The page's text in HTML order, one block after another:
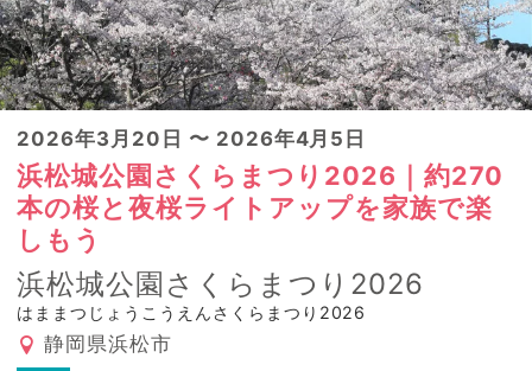
2026年3月20日 〜 2026年4月5日
浜松城公園さくらまつり2026｜約270
本の桜と夜桜ライトアップを家族で楽
しもう
浜松城公園さくらまつり2026
はままつじょうこうえんさくらまつり2026
静岡県浜松市